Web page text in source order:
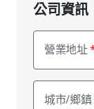
公司資訊
營業地址
城市/鄉鎮